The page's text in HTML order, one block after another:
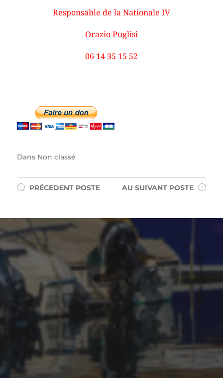
Responsable de la Nationale IV
Orazio Puglisi
06 14 35 15 52
Dans Non classé
AU SUIVANT POSTE
PRÉCEDENTPOSTE